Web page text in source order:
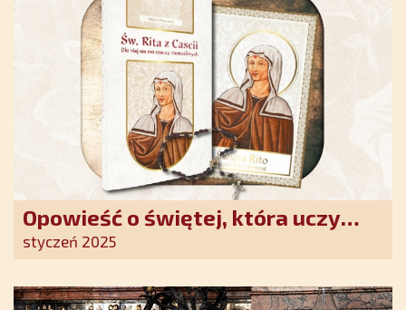
Opowieść o świętej, która uczy
szczerego oddania się Bogu.
nadziei w XXI wieku
styczeń 2025